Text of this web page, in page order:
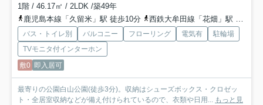
1階 / 46.17㎡ / 2LDK /築49年
鹿児島本線「久留米」駅 徒歩10分
西鉄大牟田線「花畑」駅 徒歩30分
バス・トイレ別 バルコニー フローリング 電気有
駐輪場
TVモニタ付インターホン
敷0 即入居可
最寄りの公園白山公園(徒歩3分)。収納はシューズボックス・クロゼッ
ト・全居室収納などが備え付けられているので、衣類や日用... もっと見